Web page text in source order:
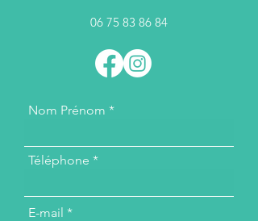
06 75 83 86 84
Nom Prénom
Téléphone
E-mail